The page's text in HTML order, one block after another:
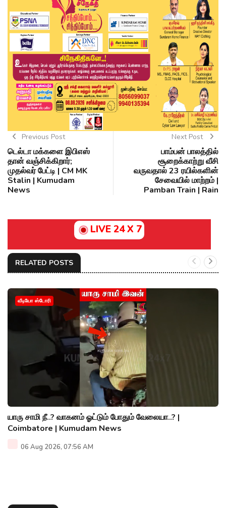
Previous Post
டெல்டா மக்களை இபிஎஸ்
தான் வஞ்சிக்கிறார்;
முதல்வர் பேட்டி | CM MK
Stalin | Kumudam
News
Next Post
பாம்பன் பாலத்தில்
சூறைக்காற்று வீசி
வருவதால் 23 ரயில்களின்
சேவையில் மாற்றம் |
Pamban Train | Rain
LIVE 24 X 7
RELATED POSTS
வீடியோ ஸ்டோரி
யாரு சாமி நீ..? வாகனம் ஓட்டும் போதும் வேலையா..? |
Coimbatore | Kumudam News
06 Aug 2026, 07:56 AM